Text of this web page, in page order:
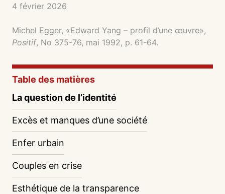
4 février 2026
Michel Egger, «Edward Yang – profil d’une œuvre»,
Positif, No 375-76, mai 1992, p. 61-64.
Table des matières
La question de l’identité
Excès et manques d’une société
Enfer urbain
Couples en crise
Esthétique de la transparence